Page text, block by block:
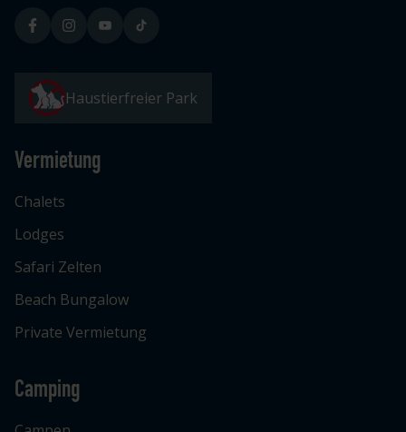
Haustierfreier Park
Vermietung
Chalets
Lodges
Safari Zelten
Beach Bungalow
Private Vermietung
Camping